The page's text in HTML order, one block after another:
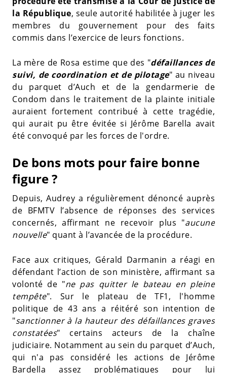
la République, seule autorité habilitée à juger les
membres du gouvernement pour des faits
commis dans l’exercice de leurs fonctions.
La mère de Rosa estime que des "défaillances de
suivi, de coordination et de pilotage" au niveau
du parquet d’Auch et de la gendarmerie de
Condom dans le traitement de la plainte initiale
auraient fortement contribué à cette tragédie,
qui aurait pu être évitée si Jérôme Barella avait
été convoqué par les forces de l'ordre.
De bons mots pour faire bonne
figure ?
Depuis, Audrey a régulièrement dénoncé auprès
de BFMTV l’absence de réponses des services
concernés, affirmant ne recevoir plus "aucune
nouvelle" quant à l’avancée de la procédure.
Face aux critiques, Gérald Darmanin a réagi en
défendant l’action de son ministère, affirmant sa
volonté de "ne pas quitter le bateau en pleine
tempête". Sur le plateau de TF1, l'homme
politique de 43 ans a réitéré son intention de
"sanctionner à la hauteur des défaillances graves
constatées" certains acteurs de la chaîne
judiciaire. Notamment au sein du parquet d’Auch,
qui n'a pas considéré les actions de Jérôme
Bardella assez problématiques pour lui